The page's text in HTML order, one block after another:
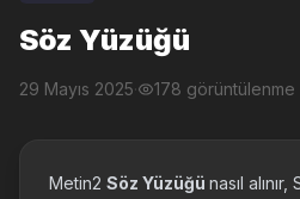
Söz Yüzüğü
29 Mayıs 2025· 178 görüntülenme
Metin2 Söz Yüzüğü nasıl